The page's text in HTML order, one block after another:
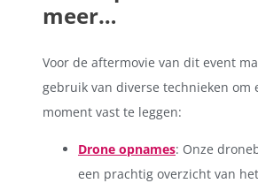
meer…
Voor de aftermovie van dit event
gebruik van diverse technieken om
moment vast te leggen:
Drone opnames: Onze
een prachtig overzicht van